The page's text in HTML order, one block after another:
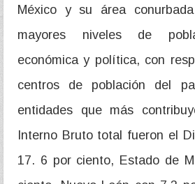
México y su área
mayores niveles de
económica y política, con
centros de población del
entidades que más
Interno Bruto total fueron el
17. 6 por ciento, Estado de